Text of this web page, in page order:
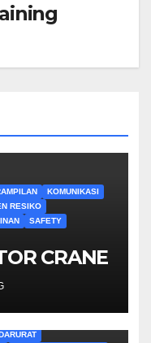
KOMUNIKASI
RESIKO
SAFETY
CRANE